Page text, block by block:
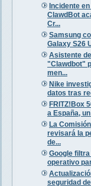
Incidente
ClawdBot
Cr...
Samsung
Galaxy S26
Asistente
"Clawdbot"
men...
Nike
datos tras
FRITZ!Box
a España,
La
revisará la
de...
Google
operativo
seguridad